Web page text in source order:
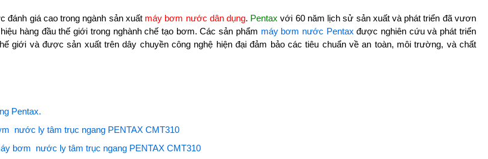
đánh giá cao trong ngành sản xuất máy bơm nước dân dụng. Pentax với 60 năm lịch sử sản xuất và phát triển đã vươn
hàng đầu thế giới trong nghành chế tạo bơm. Các sản phẩm máy bơm nước Pentax được nghiên cứu và phát triển
giới và được sản xuất trên dây chuyền công nghệ hiện đại đảm bảo các tiêu chuẩn về an toàn, môi trường, và chất
Pentax.
nước ly tâm trục ngang PENTAX CMT310
bơm nước ly tâm trục ngang PENTAX CMT310